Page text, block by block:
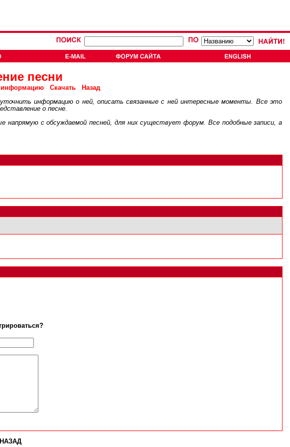
песни
информацию Скачать
Назад
информацию о ней, описать связанные с ней интересные моменты. Все это
о песне.
напрямую с обсуждаемой песней, для них существует форум. Все подобные записи, а
НАЗАД